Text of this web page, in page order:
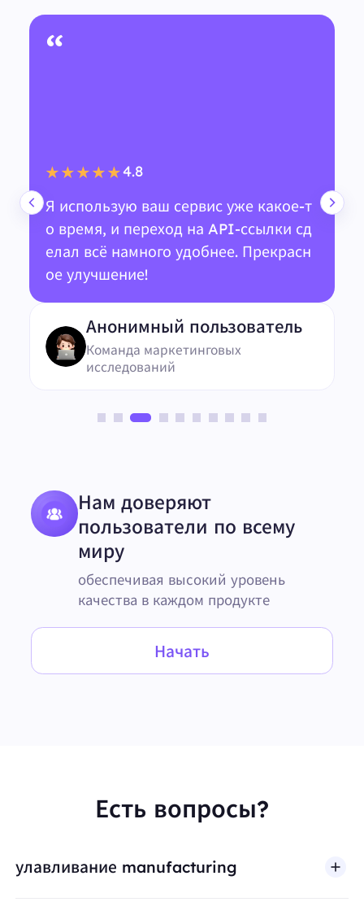
“
★★★★★4.8
Я использую ваш сервис уже какое-т
о время, и переход на API-ссылки сд
елал всё намного удобнее. Прекрасн
ое улучшение!
Анонимный пользователь
Команда маркетинговых
исследований
Нам доверяют
пользователи по всему
миру
обеспечивая высокий уровень
качества в каждом продукте
Начать
Есть вопросы?
улавливание manufacturing